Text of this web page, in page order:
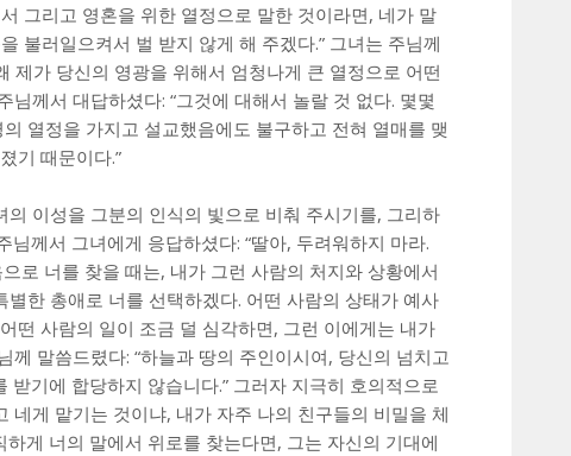
그리고 영혼을 위한 열정으로 말한 것이라면, 네가 말
불러일으켜서 벌 받지 않게 해 주겠다.” 그녀는 주님께
제가 당신의 영광을 위해서 엄청나게 큰 열정으로 어떤
께서 대답하셨다: “그것에 대해서 놀랄 것 없다. 몇몇
열정을 가지고 설교했음에도 불구하고 전혀 열매를 맺
기 때문이다.”
이성을 그분의 인식의 빛으로 비춰 주시기를, 그리하
께서 그녀에게 응답하셨다: “딸아, 두려워하지 마라.
로 너를 찾을 때는, 내가 그런 사람의 처지와 상황에서
한 총애로 너를 선택하겠다. 어떤 사람의 상태가 예사
떤 사람의 일이 조금 덜 심각하면, 그런 이에게는 내가
말씀드렸다: “하늘과 땅의 주인이시여, 당신의 넘치고
기에 합당하지 않습니다.” 그러자 지극히 호의적으로
네게 맡기는 것이냐, 내가 자주 나의 친구들의 비밀을 체
게 너의 말에서 위로를 찾는다면, 그는 자신의 기대에